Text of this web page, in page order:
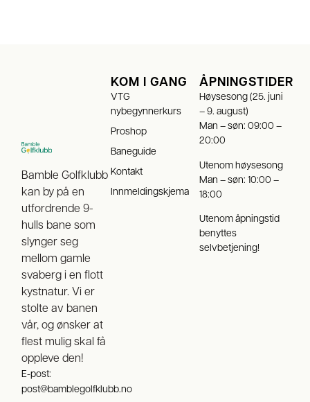
Bamble Golfklubb
kan by på en
utfordrende 9-
hulls bane som
slynger seg
mellom gamle
svaberg i en flott
kystnatur. Vi er
stolte av banen
vår, og ønsker at
flest mulig skal få
oppleve den!
E-post:
post@bamblegolfklubb.no
KOM I GANG
VTG
nybegynnerkurs
Proshop
Baneguide
Kontakt
Innmeldingskjema
ÅPNINGSTIDER
Høysesong (25. juni
– 9. august)
Man – søn: 09:00 –
20:00
Utenom høysesong
Man – søn: 10:00 –
18:00
Utenom åpningstid
benyttes
selvbetjening!